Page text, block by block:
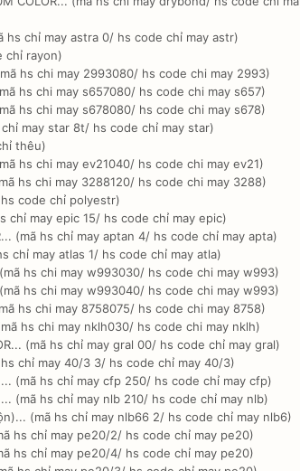
hs chỉ may astra 0/ hs code chỉ may astr)
chỉ rayon)
hs chi may 2993080/ hs code chi may 2993)
hs chi may s657080/ hs code chi may s657)
hs chi may s678080/ hs code chi may s678)
chỉ may star 8t/ hs code chỉ may star)
thêu)
hs chi may ev21040/ hs code chi may ev21)
hs chi may 3288120/ hs code chi may 3288)
code chỉ polyestr)
chỉ may epic 15/ hs code chỉ may epic)
(mã hs chỉ may aptan 4/ hs code chỉ may apta)
chỉ may atlas 1/ hs code chỉ may atla)
hs chi may w993030/ hs code chi may w993)
hs chi may w993040/ hs code chi may w993)
hs chi may 8758075/ hs code chi may 8758)
hs chi may nklh030/ hs code chi may nklh)
(mã hs chỉ may gral 00/ hs code chỉ may gral)
chỉ may 40/3 3/ hs code chỉ may 40/3)
(mã hs chỉ may cfp 250/ hs code chỉ may cfp)
(mã hs chỉ may nlb 210/ hs code chỉ may nlb)
(mã hs chỉ may nlb66 2/ hs code chỉ may nlb6)
hs chỉ may pe20/2/ hs code chỉ may pe20)
hs chỉ may pe20/4/ hs code chỉ may pe20)